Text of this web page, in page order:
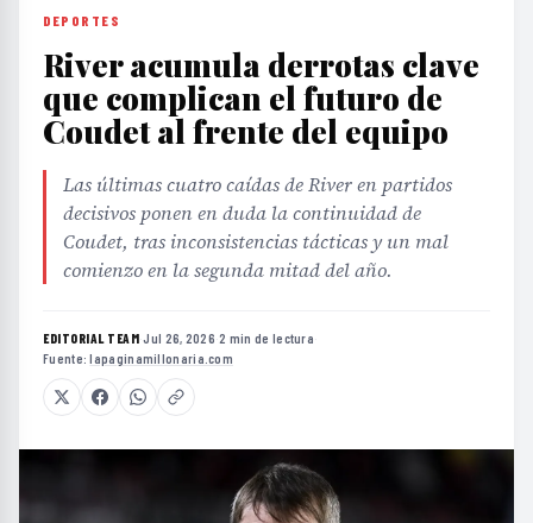
DEPORTES
River acumula derrotas clave
que complican el futuro de
Coudet al frente del equipo
Las últimas cuatro caídas de River en partidos
decisivos ponen en duda la continuidad de
Coudet, tras inconsistencias tácticas y un mal
comienzo en la segunda mitad del año.
EDITORIAL TEAM·Jul 26, 2026·2 min de lectura·
Fuente:lapaginamillonaria.com